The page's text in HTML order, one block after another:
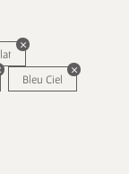
Bleu Ciel